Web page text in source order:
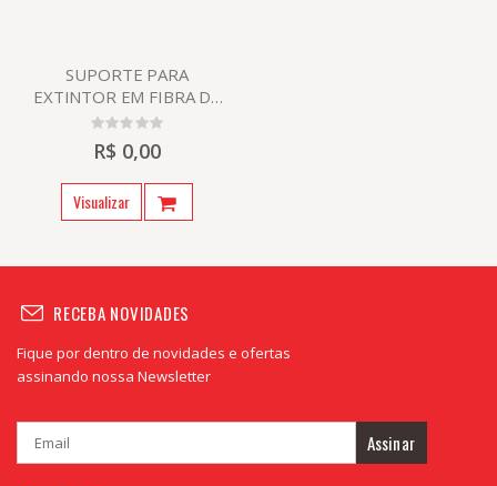
SUPORTE PARA
EXTINTOR EM FIBRA DE
VIDRO
R$ 0,00
Visualizar
RECEBA NOVIDADES
Fique por dentro de novidades e ofertas
assinando nossa Newsletter
Assinar